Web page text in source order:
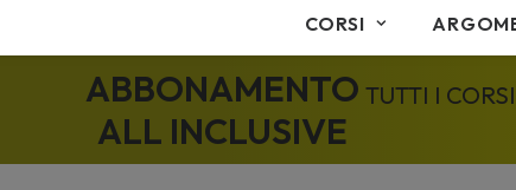
CORSI
ABBONAMENTO
ALL INCLUSIVE
TUTTI I